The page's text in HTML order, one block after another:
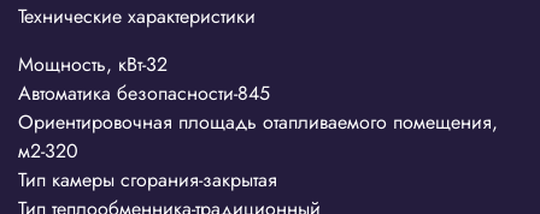
Технические характеристики
Мощность, кВт-32
Автоматика безопасности-845
Ориентировочная площадь отапливаемого помещения,
м2-320
Тип камеры сгорания-закрытая
Тип теплообменника-традиционный